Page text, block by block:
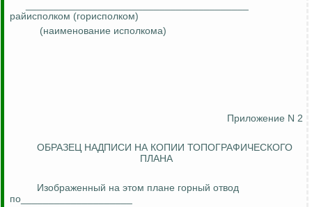
райисполком (горисполком)
(наименование исполкома)
Приложение N 2
ОБРАЗЕЦ НАДПИСИ НА КОПИИ ТОПОГРАФИЧЕСКОГО
ПЛАНА
Изображенный на этом плане горный отвод
по